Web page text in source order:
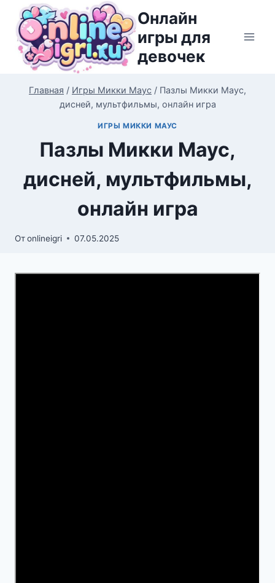
Перейти
содержимому
Онлайн
игры для
девочек
Главная / Игры Микки Маус / Пазлы Микки Маус,
дисней, мультфильмы, онлайн игра
ИГРЫ МИККИ МАУС
Пазлы Микки Маус,
дисней, мультфильмы,
онлайн игра
Отonlineigri 07.05.2025